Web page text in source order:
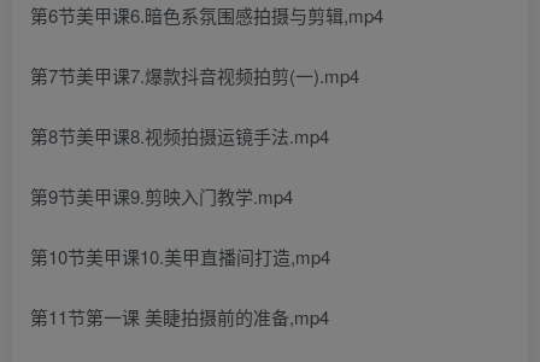
第6节美甲课6.暗色系氛围感拍摄与剪辑,mp4
第7节美甲课7.爆款抖音视频拍剪(一).mp4
第8节美甲课8.视频拍摄运镜手法.mp4
第9节美甲课9.剪映入门教学.mp4
第10节美甲课10.美甲直播间打造,mp4
第11节第一课 美睫拍摄前的准备,mp4